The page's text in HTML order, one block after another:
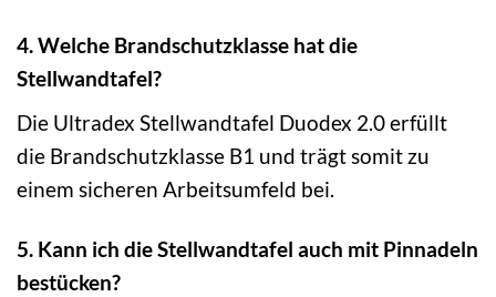
4. Welche Brandschutzklasse hat die
Stellwandtafel?
Die Ultradex Stellwandtafel Duodex 2.0 erfüllt
die Brandschutzklasse B1 und trägt somit zu
einem sicheren Arbeitsumfeld bei.
5. Kann ich die Stellwandtafel auch mit Pinnadeln
bestücken?